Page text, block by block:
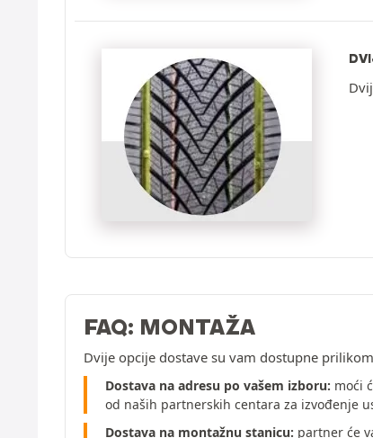
FAQ: MONTAŽA
Dvije opcije dostave su vam dostupne
Dostava na adresu po vašem izboru: moći
od naših partnerskih centara za izvođenje
Dostava na montažnu stanicu: partner će